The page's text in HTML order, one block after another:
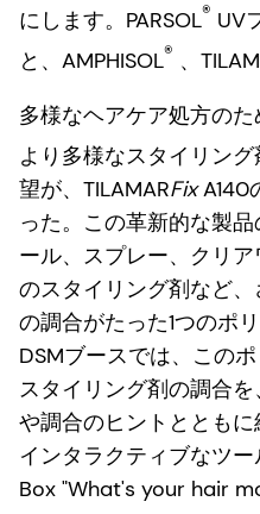
にします。PARSOL® UV
と、AMPHISOL® 、
多様なヘアケア処方の
より多様なスタイリン
望が、TILAMARFixA140
った。この革新的な製
ール、スプレー、クリ
のスタイリング剤など
の調合がたった1つのポ
DSMブースでは、この
スタイリング剤の調合
や調合のヒントととも
インタラクティブなツ
Box "What's your hair